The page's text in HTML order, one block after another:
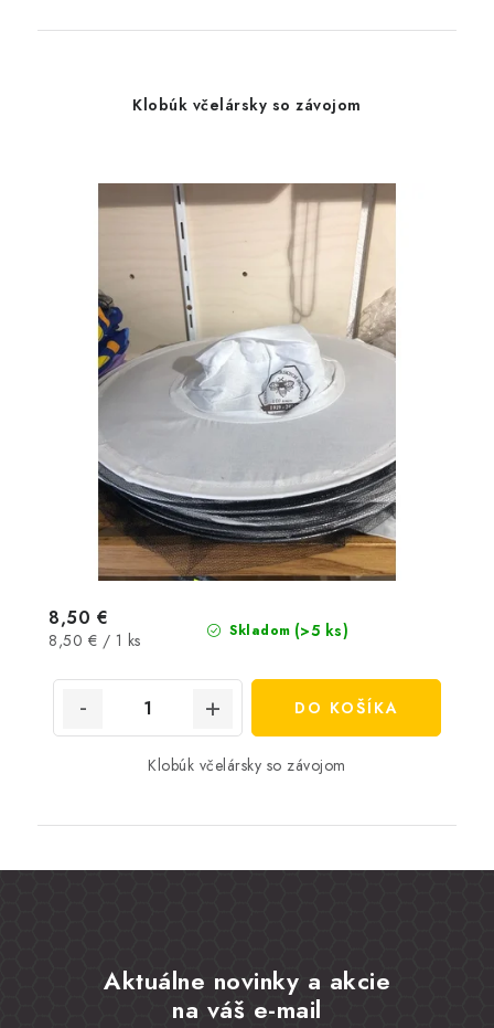
Klobúk včelársky so závojom
Skladom (>5 ks)
8,50 €
Jednotková
8,50 € / 1 ks
DO KOŠÍKA
Klobúk včelársky so závojom
Aktuálne novinky a akcie
na váš e-mail